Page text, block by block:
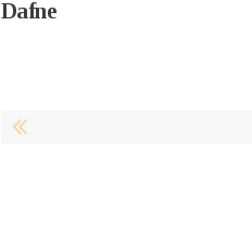
Dafne